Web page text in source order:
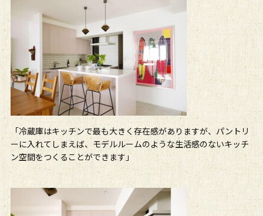
「冷蔵庫はキッチンで最も大きく存在感がありますが、パントリ
ーに入れてしまえば、モデルルームのような生活感のないキッチ
ン空間をつくることができます」